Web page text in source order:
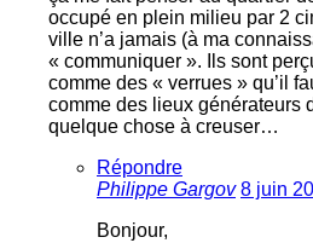
occupé en plein milieu par 2
ville n’a jamais (à ma
« communiquer ». Ils sont
comme des « verrues » qu’il
comme des lieux générateurs
quelque chose à creuser…
Répondre
Philippe Gargov 8 juin
Bonjour,